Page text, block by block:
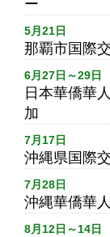
ー
5月21日
那覇市国際
6月27日～29日
日本華僑華
加
7月17日
沖縄県国際
7月28日
沖縄華僑華
8月12日～14日